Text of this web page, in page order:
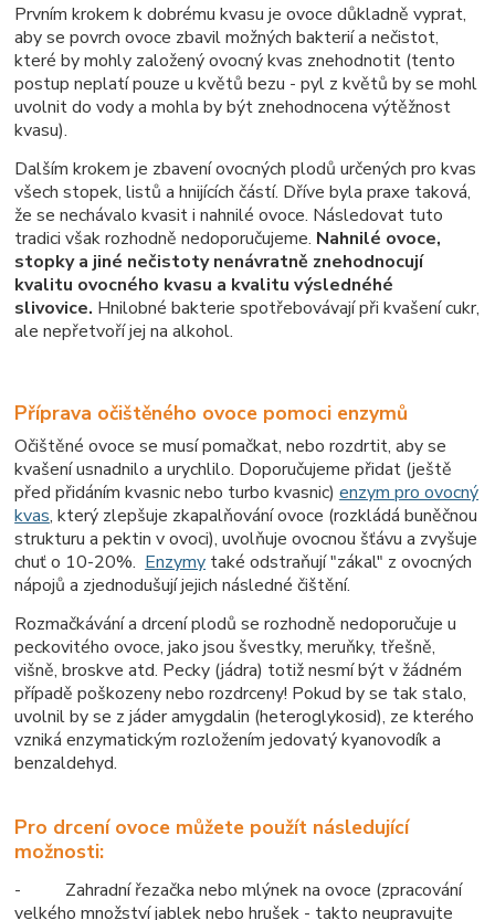
Prvním krokem k dobrému kvasu je ovoce důkladně vyprat,
aby se povrch ovoce zbavil možných bakterií a nečistot,
které by mohly založený ovocný kvas znehodnotit (tento
postup neplatí pouze u květů bezu - pyl z květů by se mohl
uvolnit do vody a mohla by být znehodnocena výtěžnost
kvasu).
Dalším krokem je zbavení ovocných plodů určených pro kvas
všech stopek, listů a hnijících částí. Dříve byla praxe taková,
že se nechávalo kvasit i nahnilé ovoce. Následovat tuto
tradici však rozhodně nedoporučujeme. Nahnilé ovoce,
stopky a jiné nečistoty nenávratně znehodnocují
kvalitu ovocného kvasu a kvalitu výslednéhé
slivovice. Hnilobné bakterie spotřebovávají při kvašení cukr,
ale nepřetvoří jej na alkohol.
Příprava očištěného ovoce pomoci enzymů
Očištěné ovoce se musí pomačkat, nebo rozdrtit, aby se
kvašení usnadnilo a urychlilo. Doporučujeme přidat (ještě
před přidáním kvasnic nebo turbo kvasnic)enzym pro ovocný
kvas, který zlepšuje zkapalňování ovoce (rozkládá buněčnou
strukturu a pektin v ovoci), uvolňuje ovocnou šťávu a zvyšuje
chuť o 10-20%. Enzymy také odstraňují "zákal" z ovocných
nápojů a zjednodušují jejich následné čištění.
Rozmačkávání a drcení plodů se rozhodně nedoporučuje u
peckovitého ovoce, jako jsou švestky, meruňky, třešně,
višně, broskve atd. Pecky (jádra) totiž nesmí být v žádném
případě poškozeny nebo rozdrceny! Pokud by se tak stalo,
uvolnil by se z jáder amygdalin (heteroglykosid), ze kterého
vzniká enzymatickým rozložením jedovatý kyanovodík a
benzaldehyd.
Pro drcení ovoce můžete použít následující
možnosti:
- Zahradní řezačka nebo mlýnek na ovoce (zpracování
velkého množství jablek nebo hrušek - takto neupravujte